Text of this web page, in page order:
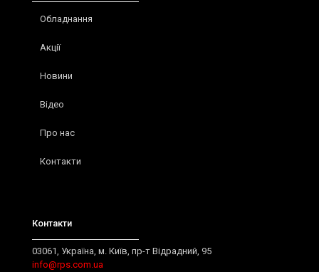
Обладнання
Акції
Новини
Відео
Про нас
Контакти
Контакти
03061, Україна, м. Київ, пр-т Відрадний, 95
info@rps.com.ua